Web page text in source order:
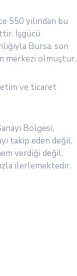
550 yılından bu
İşgücü
Bursa, son
merkezi olmuştur.
ve ticaret
Bölgesi,
takip eden değil,
verdiği değil,
ilerlemektedir.